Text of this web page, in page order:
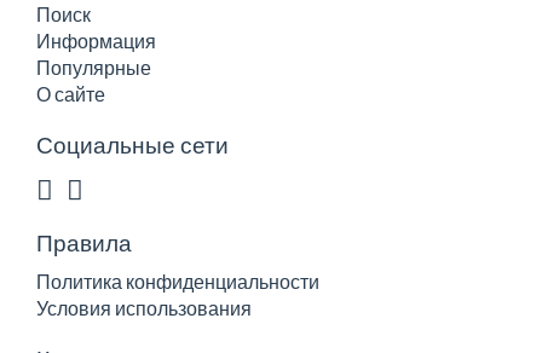
Поиск
Информация
Популярные
О сайте
Социальные сети
Правила
Политика конфиденциальности
Условия использования